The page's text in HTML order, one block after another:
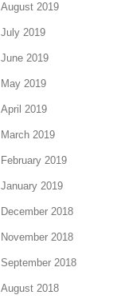
August 2019
July 2019
June 2019
May 2019
April 2019
March 2019
February 2019
January 2019
December 2018
November 2018
September 2018
August 2018